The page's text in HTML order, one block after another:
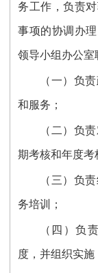
务工作，负责
事项的协调办
领导小组办公室
（一）负
和服务；
（二）负
期考核和年度考
（三）负
务培训；
（四）负
度，并组织实施